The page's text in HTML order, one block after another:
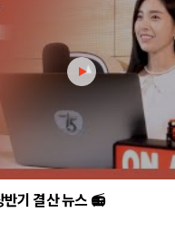
기 결산 뉴스 📻